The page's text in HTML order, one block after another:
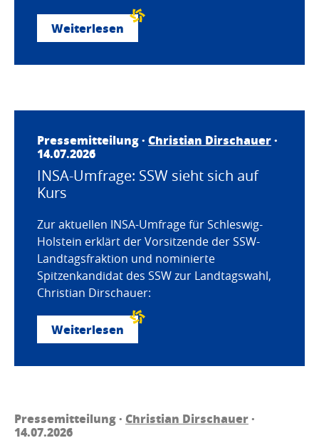
Weiterlesen
Pressemitteilung · Christian Dirschauer·
14.07.2026
INSA-Umfrage: SSW sieht sich auf
Kurs
Zur aktuellen INSA-Umfrage für Schleswig-
Holstein erklärt der Vorsitzende der SSW-
Landtagsfraktion und nominierte
Spitzenkandidat des SSW zur Landtagswahl,
Christian Dirschauer:
Weiterlesen
Pressemitteilung · Christian Dirschauer·
14.07.2026